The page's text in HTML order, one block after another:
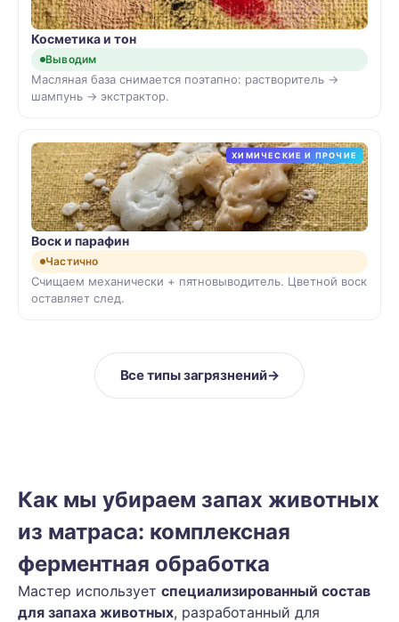
Косметика и тон
Выводим
Масляная база снимается поэтапно: растворитель →
шампунь → экстрактор.
ХИМИЧЕСКИЕ И ПРОЧИЕ
Воск и парафин
Частично
Счищаем механически + пятновыводитель. Цветной воск
оставляет след.
Все типы загрязнений→
Как мы убираем запах животных
из матраса: комплексная
ферментная обработка
Мастер использует специализированный состав
для запаха животных, разработанный для